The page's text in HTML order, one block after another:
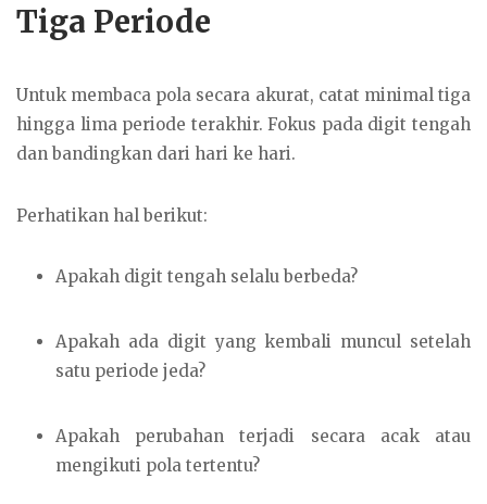
Tiga Periode
Untuk membaca pola secara akurat, catat minimal tiga
hingga lima periode terakhir. Fokus pada digit tengah
dan bandingkan dari hari ke hari.
Perhatikan hal berikut:
Apakah digit tengah selalu berbeda?
Apakah ada digit yang kembali muncul setelah
satu periode jeda?
Apakah perubahan terjadi secara acak atau
mengikuti pola tertentu?